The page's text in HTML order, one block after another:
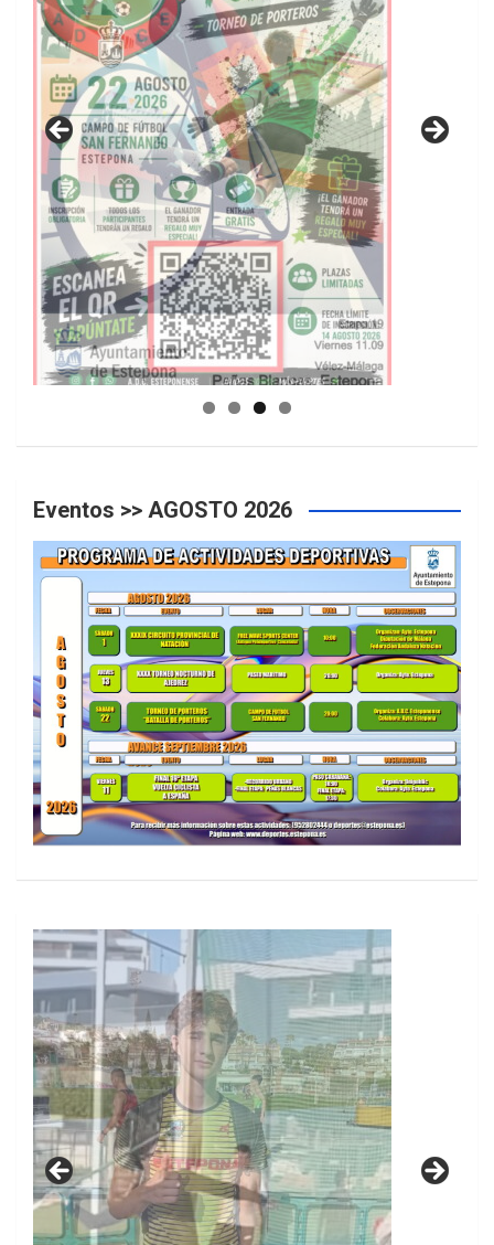
GUIA DE INSTALACIONES DEPORTIVAS
Eventos >> AGOSTO 2026